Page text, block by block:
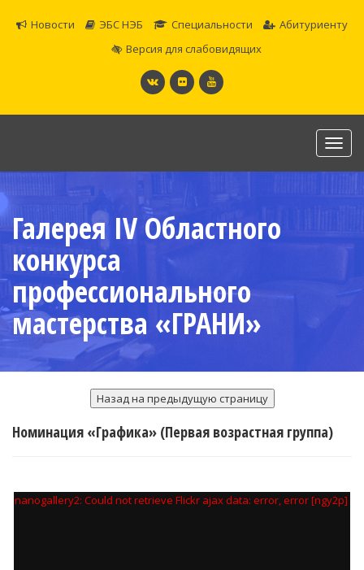
Новости ЭБС НЭБ Специальности
Абитуриенту
Версия для слабовидящих
САМАРСКОЕ ОБЛАСТНОЕ УЧИЛИЩЕ КУЛЬТУРЫ И
Официальный сайт
Галерея IV Областного
конкурса
профессионального
мастерства «ГРАНИ»
Номинация «Графика» (Первая возрастная группа)
nanogallery2: Could not retrieve Flickr ajax data: error, error [ngy2p]